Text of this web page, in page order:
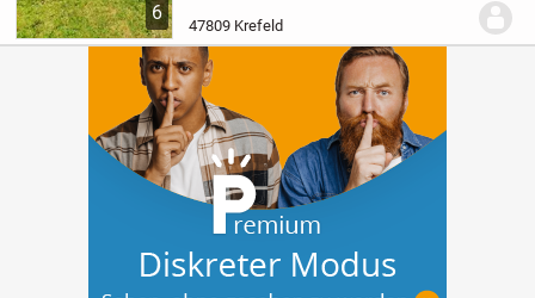
6
sich jedoch um eine Eigentumswohnung
mit eigenständigem Hauscharakter. Im
ländlichen...
47809 Krefeld